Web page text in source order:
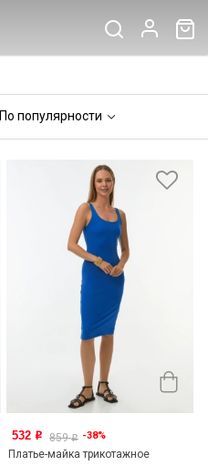
По популярности
532 o 859o -38%
Платье-майка трикотажное